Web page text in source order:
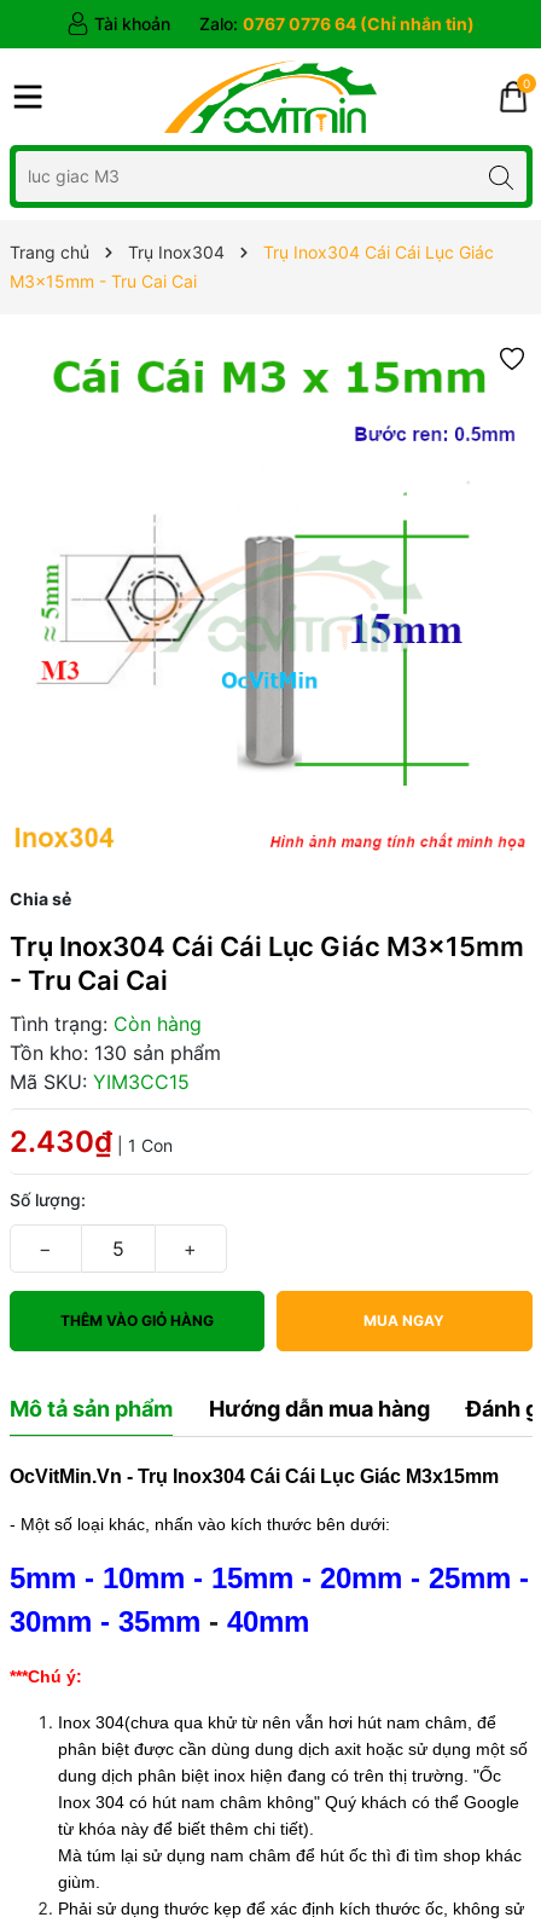
Tài khoản Zalo: 0767 0776 64 (Chỉ nhắn tin)
0
Trang chủ Trụ Inox304
Trụ Inox304 Cái Cái Lục Giác
M3x15mm - Tru Cai Cai
Chia sẻ
Trụ Inox304 Cái Cái Lục Giác M3x15mm
- Tru Cai Cai
Tình trạng: Còn hàng
Tồn kho: 130 sản phẩm
Mã SKU: YIM3CC15
2.430₫ | 1 Con
Số lượng:
− +
THÊM VÀO GIỎ HÀNG MUA NGAY
Mô tả sản phẩm Hướng dẫn mua hàng Đánh
OcVitMin.Vn - Trụ Inox304 Cái Cái Lục Giác M3x15mm
- Một số loại khác, nhấn vào kích thước bên dưới:
5mm - 10mm - 15mm - 20mm - 25mm -
30mm - 35mm - 40mm
***Chú ý:
Inox 304(chưa qua khử từ nên vẫn hơi hút nam châm, để
phân biệt được cần dùng dung dịch axit hoặc sử dụng một số
dung dịch phân biệt inox hiện đang có trên thị trường. "Ốc
Inox 304 có hút nam châm không" Quý khách có thể Google
từ khóa này để biết thêm chi tiết).
Mà túm lại sử dụng nam châm để hút ốc thì đi tìm shop khác
giùm.
Phải sử dụng thước kẹp để xác định kích thước ốc, không sử